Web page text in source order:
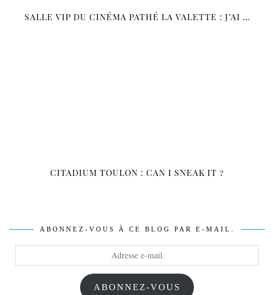
SALLE VIP DU CINÉMA PATHÉ LA VALETTE : J’AI …
CITADIUM TOULON : CAN I SNEAK IT ?
ABONNEZ-VOUS À CE BLOG PAR E-MAIL.
ABONNEZ-VOUS